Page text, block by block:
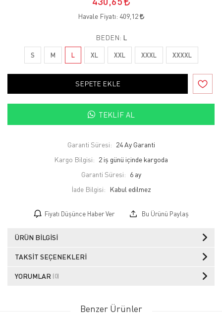
Havale Fiyatı: 409,12
BEDEN: L
S M L XL XXL XXXL XXXXL
SEPETE EKLE
TEKLIF AL
Garanti Süresi: 24 Ay Garanti
Kargo Bilgisi: 2 iş günü içinde kargoda
Garanti Süresi: 6 ay
İade Bilgisi:
Fiyatı Düşünce Haber Ver Bu Ürünü Paylaş
ÜRÜN BILGISI
TAKSIT SEÇENEKLERI
YORUMLAR (0)
Benzer Ürünler